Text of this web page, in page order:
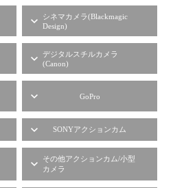
シネマカメラ(Blackmagic
Design)
デジタルスチルカメラ
(Canon)
GoPro
SONYアクションカム
その他アクションカム/小型
カメラ